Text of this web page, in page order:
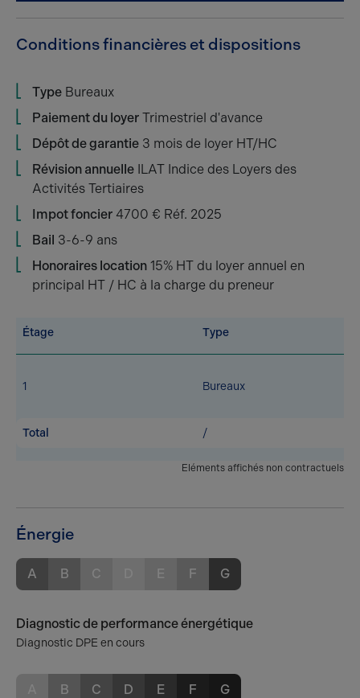
Conditions financières et dispositions
Type Bureaux
Paiement du loyer Trimestriel d'avance
Dépôt de garantie 3 mois de loyer HT/HC
Révision annuelle ILAT Indice des Loyers des
Activités Tertiaires
Impot foncier 4700 € Réf. 2025
Bail 3-6-9 ans
Honoraires location 15% HT du loyer annuel en
principal HT / HC à la charge du preneur
Étage Type
1 Bureaux
Total /
Eléments affichés non contractuels
Énergie
A B C E F G
Diagnostic de performance énergétique
Diagnostic DPE en cours
B C D E F G